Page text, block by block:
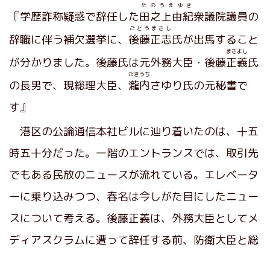
『学歴詐称疑惑で辞任した田之上由紀
たのうえゆき
衆議院議員の
辞職に伴う補欠選挙に、 後藤正志
ごとうまさし
氏が出馬すること
が分かりました。後藤氏は元外務大臣・後藤正義
まさよし
氏
の長男で、現総理大臣、 瀧内
たきうち
さゆり氏の元秘書で
す』
港区の公論通信本社ビルに辿り着いたのは、十五
時五十分だった。一階のエントランスでは、取引先
でもある民放のニュースが流れている。エレベータ
ーに乗り込みつつ、春名は今しがた目にしたニュー
スについて考える。後藤正義は、外務大臣としてメ
ディアスクラムに遭って辞任する前、防衛大臣と総